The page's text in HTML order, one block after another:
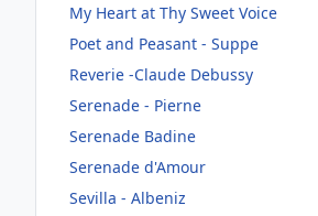
My Heart at Thy Sweet Voice
Poet and Peasant - Suppe
Reverie -Claude Debussy
Serenade - Pierne
Serenade Badine
Serenade d'Amour
Sevilla - Albeniz